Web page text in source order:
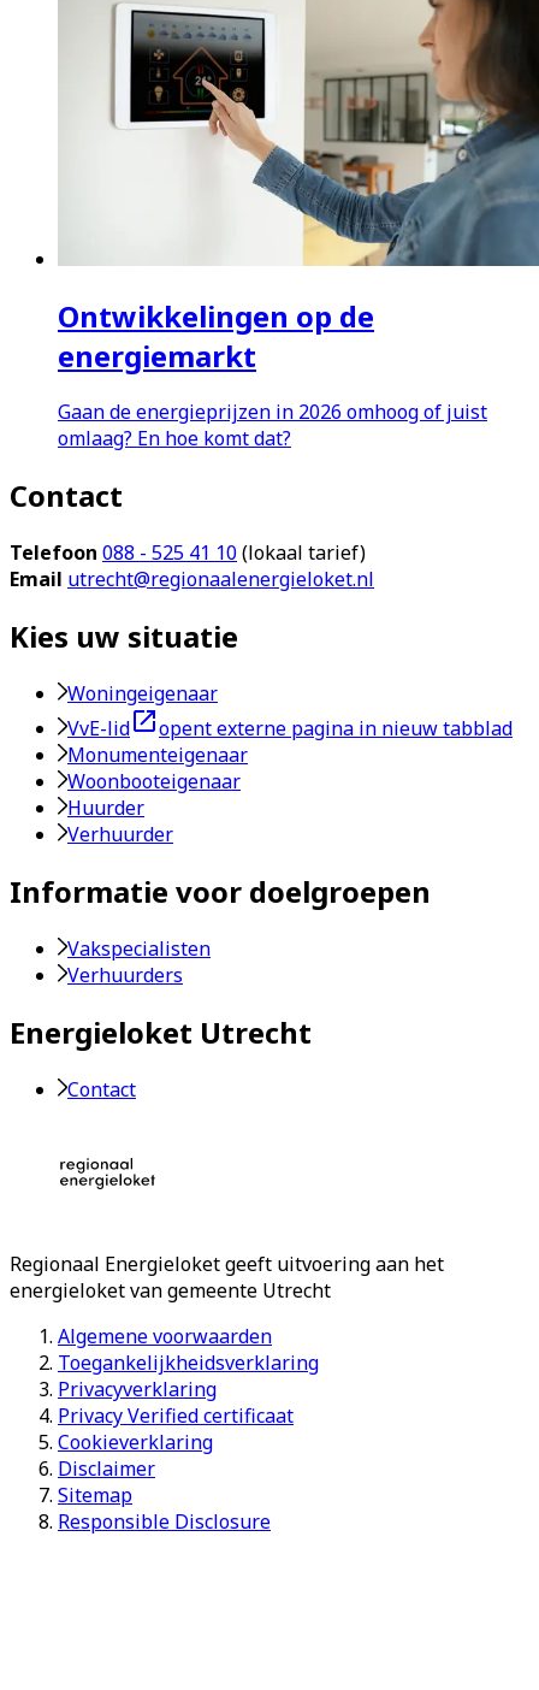
Ontwikkelingen op de
energiemarkt
Gaan de energieprijzen in 2026 omhoog of juist
omlaag? En hoe komt dat?
Contact
Telefoon 088 - 525 41 10(lokaal tarief)
Email utrecht@regionaalenergieloket.nl
Kies uw situatie
Woningeigenaar
VvE-lid
opent externe pagina in nieuw tabblad
Monumenteigenaar
Woonbooteigenaar
Huurder
Verhuurder
Informatie voor doelgroepen
Vakspecialisten
Verhuurders
Energieloket Utrecht
Contact
Regionaal Energieloketgeeft uitvoering aan het
energieloket van gemeente Utrecht
Algemene voorwaarden
Toegankelijkheidsverklaring
Privacyverklaring
Privacy Verified certificaat
Cookieverklaring
Disclaimer
Sitemap
Responsible Disclosure